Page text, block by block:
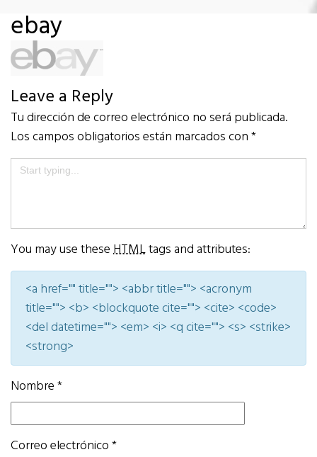
ebay
Leave a Reply
Tu dirección de correo electrónico no será publicada.
Los campos obligatorios están marcados con*
You may use theseHTMLtags and attributes:
<a href="" title=""> <abbr title=""> <acronym
title=""> <b> <blockquote cite=""> <cite> <code>
<del datetime=""> <em> <i> <q cite=""> <s> <strike>
<strong>
Nombre*
Correo electrónico*